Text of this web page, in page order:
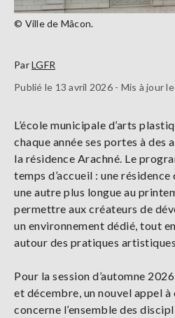
© Ville de Mâcon.
ParLGFR
Publié le 13 avril 2026 - Mis à jour
L’école municipale d’arts
chaque année ses portes à des
la résidence Arachné. Le
temps d’accueil : une
une autre plus longue au
permettre aux créateurs de
un environnement dédié, tout
autour des pratiques
Pour la session d’automne
et décembre, un nouvel appel
concerne l’ensemble des